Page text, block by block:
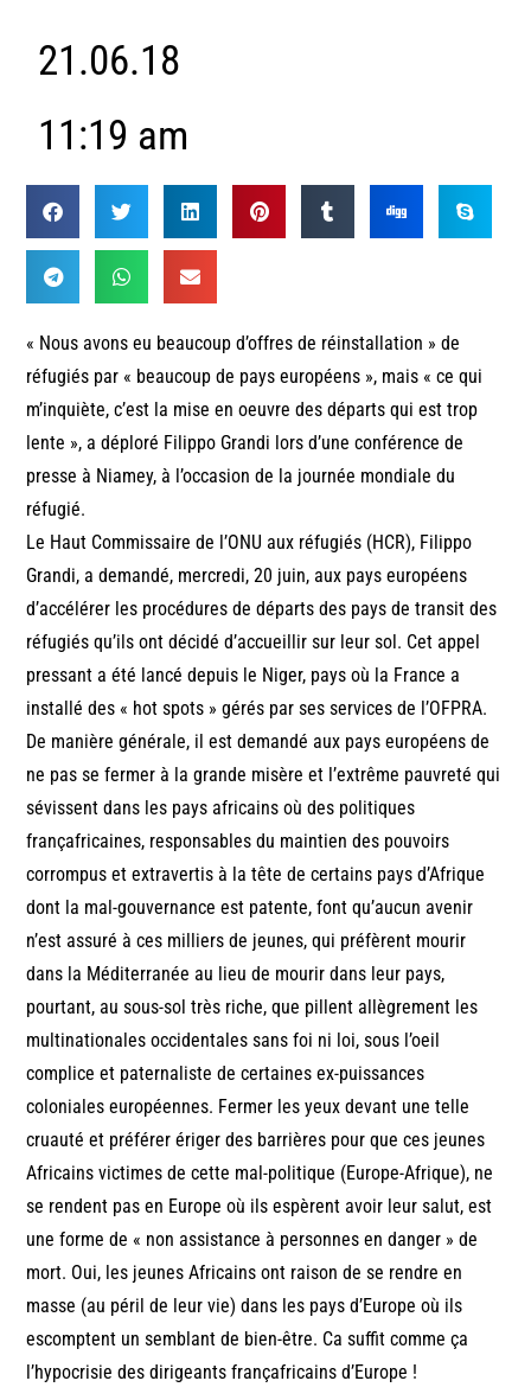
21.06.18
11:19 am
« Nous avons eu beaucoup d’offres de réinstallation » de
réfugiés par « beaucoup de pays européens », mais « ce qui
m’inquiète, c’est la mise en oeuvre des départs qui est trop
lente », a déploré Filippo Grandi lors d’une conférence de
presse à Niamey, à l’occasion de la journée mondiale du
réfugié.
Le Haut Commissaire de l’ONU aux réfugiés (HCR), Filippo
Grandi, a demandé, mercredi, 20 juin, aux pays européens
d’accélérer les procédures de départs des pays de transit des
réfugiés qu’ils ont décidé d’accueillir sur leur sol. Cet appel
pressant a été lancé depuis le Niger, pays où la France a
installé des « hot spots » gérés par ses services de l’OFPRA.
De manière générale, il est demandé aux pays européens de
ne pas se fermer à la grande misère et l’extrême pauvreté qui
sévissent dans les pays africains où des politiques
françafricaines, responsables du maintien des pouvoirs
corrompus et extravertis à la tête de certains pays d’Afrique
dont la mal-gouvernance est patente, font qu’aucun avenir
n’est assuré à ces milliers de jeunes, qui préfèrent mourir
dans la Méditerranée au lieu de mourir dans leur pays,
pourtant, au sous-sol très riche, que pillent allègrement les
multinationales occidentales sans foi ni loi, sous l’oeil
complice et paternaliste de certaines ex-puissances
coloniales européennes. Fermer les yeux devant une telle
cruauté et préférer ériger des barrières pour que ces jeunes
Africains victimes de cette mal-politique (Europe-Afrique), ne
se rendent pas en Europe où ils espèrent avoir leur salut, est
une forme de « non assistance à personnes en danger » de
mort. Oui, les jeunes Africains ont raison de se rendre en
masse (au péril de leur vie) dans les pays d’Europe où ils
escomptent un semblant de bien-être. Ca suffit comme ça
l’hypocrisie des dirigeants françafricains d’Europe !